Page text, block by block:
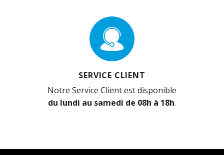
SERVICE CLIENT
Notre Service Client est disponible
du lundi au samedi de 08h à 18h.